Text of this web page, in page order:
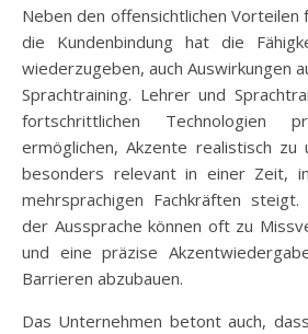
Neben den offensichtlichen Vorteilen
die Kundenbindung hat die
wiederzugeben, auch Auswirkungen
Sprachtraining. Lehrer und
fortschrittlichen Technologien
ermöglichen, Akzente realistisch
besonders relevant in einer Zeit,
mehrsprachigen Fachkräften
der Aussprache können oft zu
und eine präzise
Barrieren abzubauen.
Das Unternehmen betont auch,